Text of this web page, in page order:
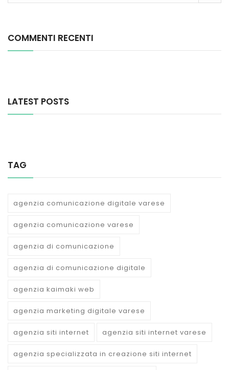
COMMENTI RECENTI
LATEST POSTS
TAG
agenzia comunicazione digitale varese
agenzia comunicazione varese
agenzia di comunicazione
agenzia di comunicazione digitale
agenzia kaimaki web
agenzia marketing digitale varese
agenzia siti internet agenzia siti internet varese
agenzia specializzata in creazione siti internet